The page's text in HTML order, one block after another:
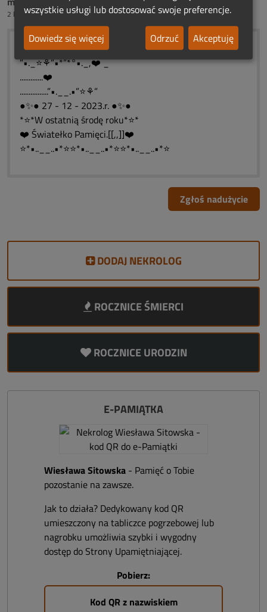
2 lata temu
*”˜˜”*°•._❤️_
”•._⭐⚘”•*”*°•._,❤️ _
.............❤️
................”•.__.•”⭐⚘”
●✨● 27 - 12 - 2023.r. ●✨●
*⭐*W ostatnią środę roku*⭐*
❤️ Światełko Pamięci.[[,,]]❤️
⭐*•..__..•*⭐⭐*•..__..•*⭐⭐*•..__..•*⭐
Zgłoś nadużycie
DODAJ NEKROLOG
ROCZNICE ŚMIERCI
ROCZNICE URODZIN
E-PAMIĄTKA
Wiesława Sitowska - Pamięć o Tobie
pozostanie na zawsze.
Jak to działa? Dedykowany kod QR
umieszczony na tabliczce pogrzebowej lub
nagrobku umożliwia szybki i wygodny
dostęp do Strony Upamiętniającej.
Pobierz:
Kod QR z nazwiskiem
wszystkie usługi lub dostosować swoje preferencje.
Dowiedz się więcej
Odrzuć Akceptuję